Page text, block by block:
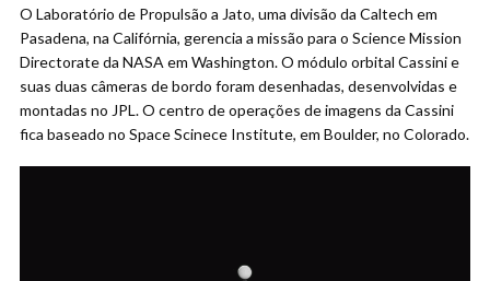
O Laboratório de Propulsão a Jato, uma divisão da Caltech em
Pasadena, na Califórnia, gerencia a missão para o Science Mission
Directorate da NASA em Washington. O módulo orbital Cassini e
suas duas câmeras de bordo foram desenhadas, desenvolvidas e
montadas no JPL. O centro de operações de imagens da Cassini
fica baseado no Space Scinece Institute, em Boulder, no Colorado.